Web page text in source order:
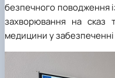
безпечного поводження
захворювання на сказ
медицини у